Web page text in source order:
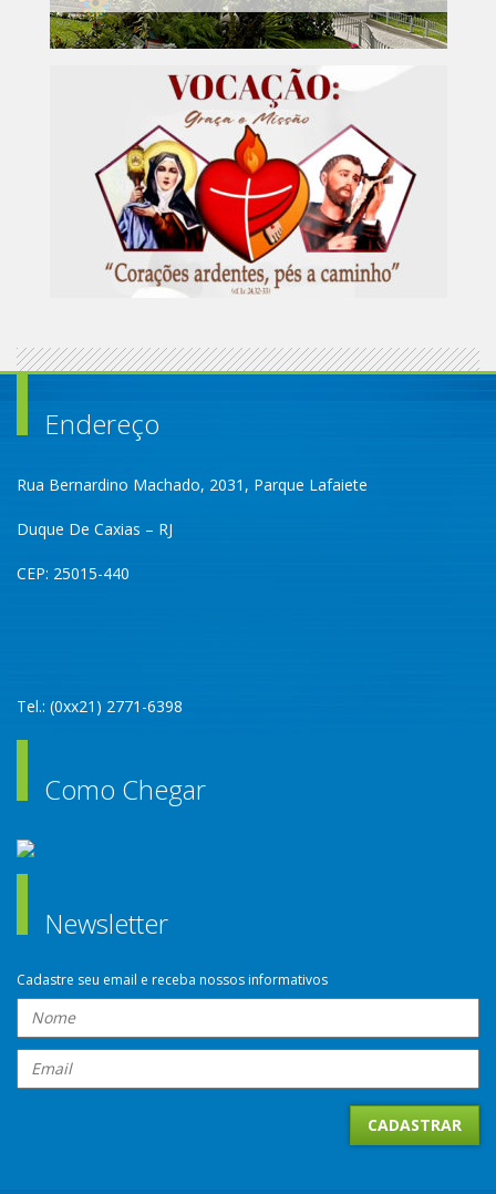
Endereço
Rua Bernardino Machado, 2031, Parque Lafaiete
Duque De Caxias – RJ
CEP: 25015-440
Tel.: (0xx21) 2771-6398
Como Chegar
Newsletter
Cadastre seu email e receba nossos informativos